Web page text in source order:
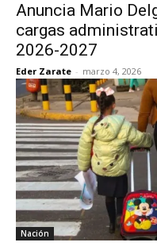
Anuncia Mario
cargas
2026-2027
Eder Zarate - marzo 4, 2026
Nación